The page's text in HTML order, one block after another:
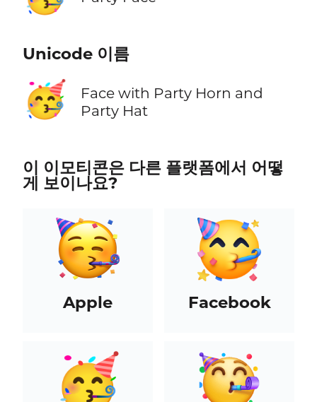
Unicode 이름
🥳
Face with Party Horn and
Party Hat
이 이모티콘은 다른 플랫폼에서 어떻
게 보이나요?
Apple Facebook